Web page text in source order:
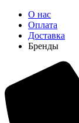
О нас
Оплата
Доставка
Бренды